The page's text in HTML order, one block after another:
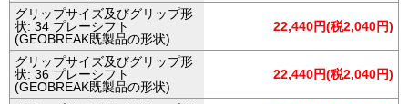
グリップサイズ及びグリップ形
状: 34 プレーシフト
(GEOBREAK既製品の形状)
22,440円(税2,040円)
グリップサイズ及びグリップ形
状: 36 プレーシフト
(GEOBREAK既製品の形状)
22,440円(税2,040円)